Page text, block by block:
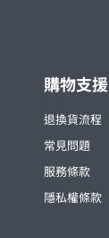
購物支援
退換貨流程
常見問題
服務條款
隱私權條款